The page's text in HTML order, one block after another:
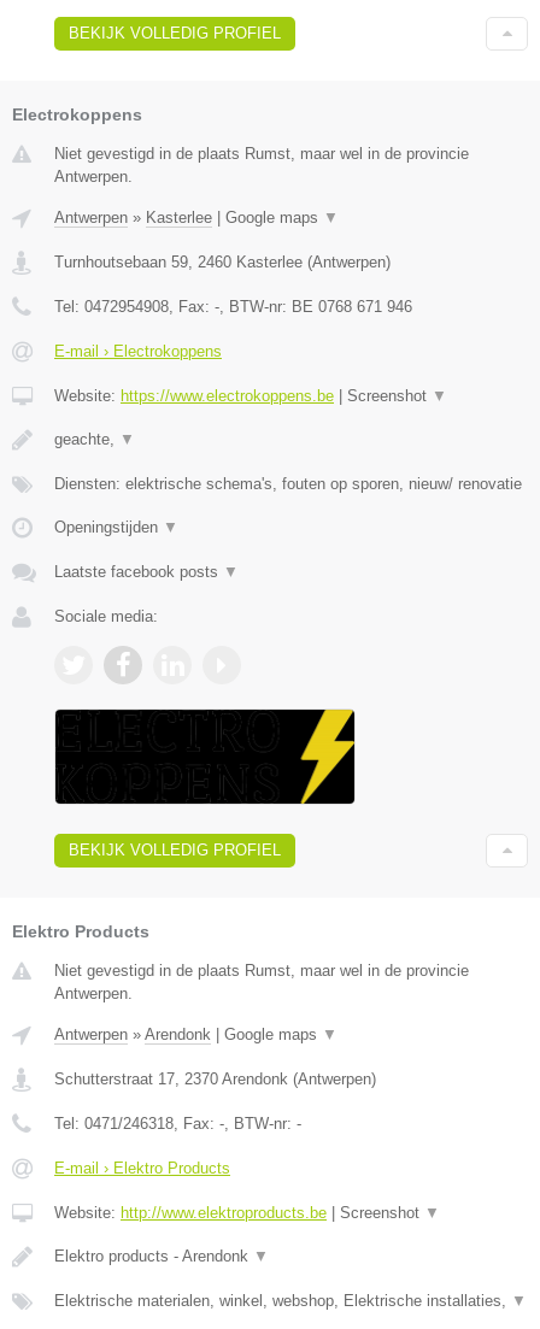
BEKIJK VOLLEDIG PROFIEL
Electrokoppens
Niet gevestigd in de plaats Rumst, maar wel in de provincie
Antwerpen.
Antwerpen » Kasterlee Google maps ▼
Turnhoutsebaan 59, 2460 Kasterlee (Antwerpen)
Tel: 0472954908, Fax: -, BTW-nr: BE 0768 671 946
E-mail › Electrokoppens
Website: https://www.electrokoppens.be Screenshot ▼
geachte, ▼
Diensten: elektrische schema's, fouten op sporen, nieuw/ renovatie
Openingstijden ▼
Laatste facebook posts ▼
Sociale media:
BEKIJK VOLLEDIG PROFIEL
Elektro Products
Niet gevestigd in de plaats Rumst, maar wel in de provincie
Antwerpen.
Antwerpen » Arendonk Google maps ▼
Schutterstraat 17 2370 Arendonk (Antwerpen)
Tel: 0471/246318 , Fax: - , BTW-nr: -
E-mail › Elektro Products
Website: http://www.elektroproducts.be Screenshot ▼
Elektro products - Arendonk ▼
Elektrische materialen, winkel, webshop, Elektrische installaties, ▼